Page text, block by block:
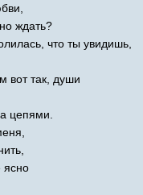
ждать?
что ты увидишь,
вот так, души
цепями.
ясно